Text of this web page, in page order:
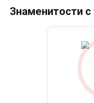
Знаменитости